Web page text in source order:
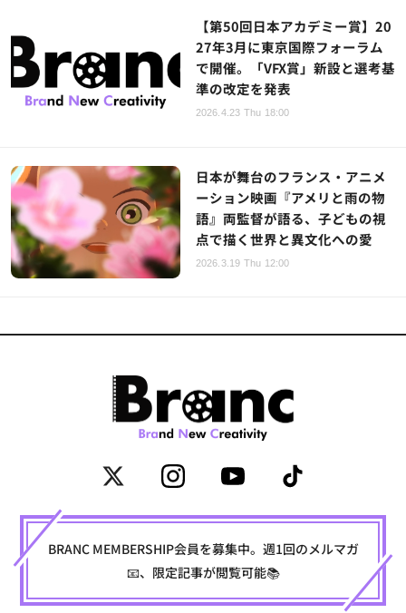
【第50回日本アカデミー賞】20
27年3月に東京国際フォーラム
で開催。「VFX賞」新設と選考基
準の改定を発表
2026.4.23 Thu 18:00
日本が舞台のフランス・アニメ
ーション映画『アメリと雨の物
語』両監督が語る、子どもの視
点で描く世界と異文化への愛
2026.3.19 Thu 12:00
BRANC MEMBERSHIP会員を募集中。週1回のメルマガ
📧、限定記事が閲覧可能📚